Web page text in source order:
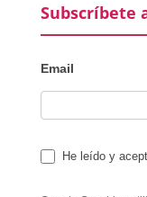
Subscríbete
Email
He leído y